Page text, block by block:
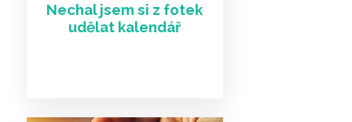
Nechal jsem si z fotek
udělat kalendář